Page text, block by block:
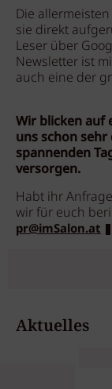
Die
sie direkt
Leser über
Newsletter ist
auch eine der
Wir blicken auf
uns schon
spannenden
versorgen.
Habt ihr
wir für euch
pr@imSalon.at
Aktuelles